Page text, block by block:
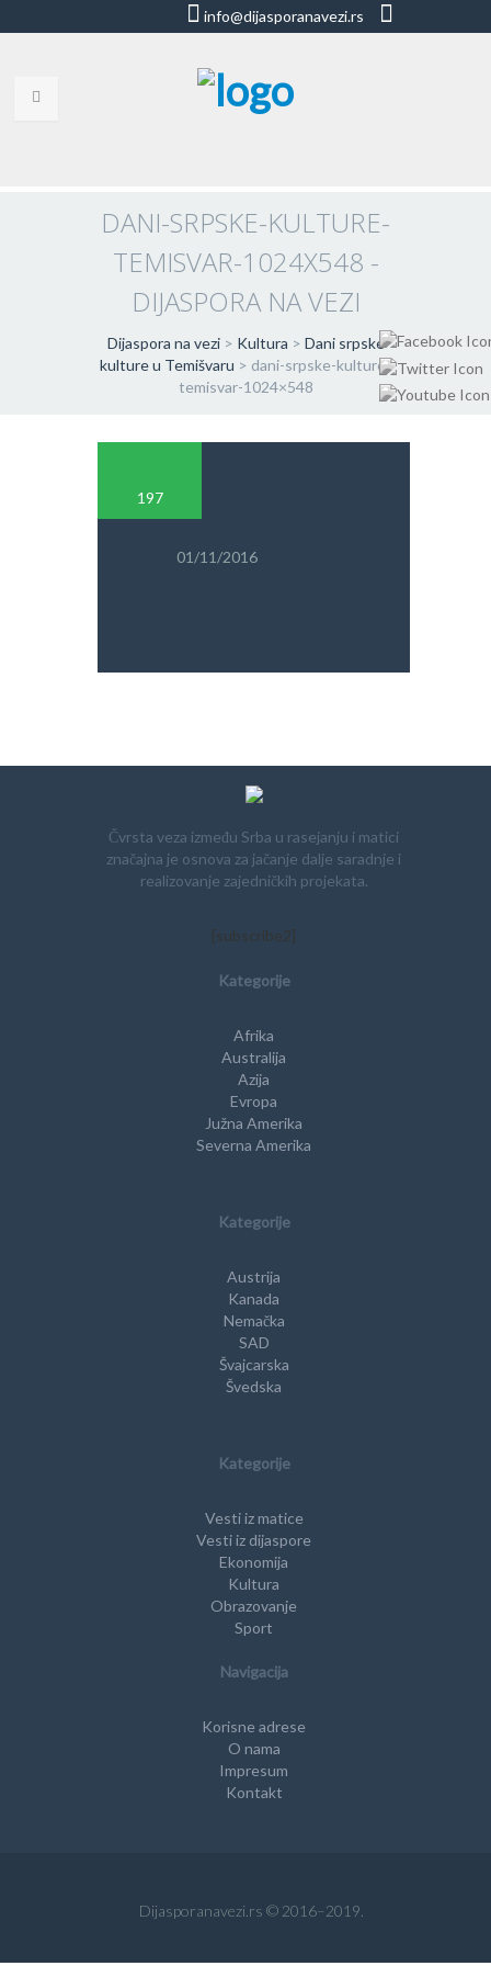
info@dijasporanavezi.rs
BLOG
VIDEO
O NAMA
KORISNE ADRESE
KONTAKT
IMPRESUM
PRETRAGA
DANI-SRPSKE-KULTURE-
TEMISVAR-1024X548 -
DIJASPORA NA VEZI
Dijaspora na vezi> Kultura > Dani srpske
kulture u Temišvaru > dani-srpske-kulture-
temisvar-1024×548
197
01/11/2016
Čvrsta veza između Srba u rasejanju i matici
značajna je osnova za jačanje dalje saradnje i
realizovanje zajedničkih projekata.
[subscribe2]
Kategorije
Afrika
Australija
Azija
Evropa
Južna Amerika
Severna Amerika
Kategorije
Austrija
Kanada
Nemačka
SAD
Švajcarska
Švedska
Kategorije
Vesti iz matice
Vesti iz dijaspore
Ekonomija
Kultura
Obrazovanje
Sport
Navigacija
Korisne adrese
O nama
Impresum
Kontakt
Dijasporanavezi.rs © 2016–2019.